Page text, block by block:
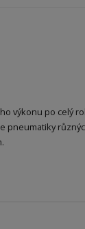
výkonu po celý
pneumatiky